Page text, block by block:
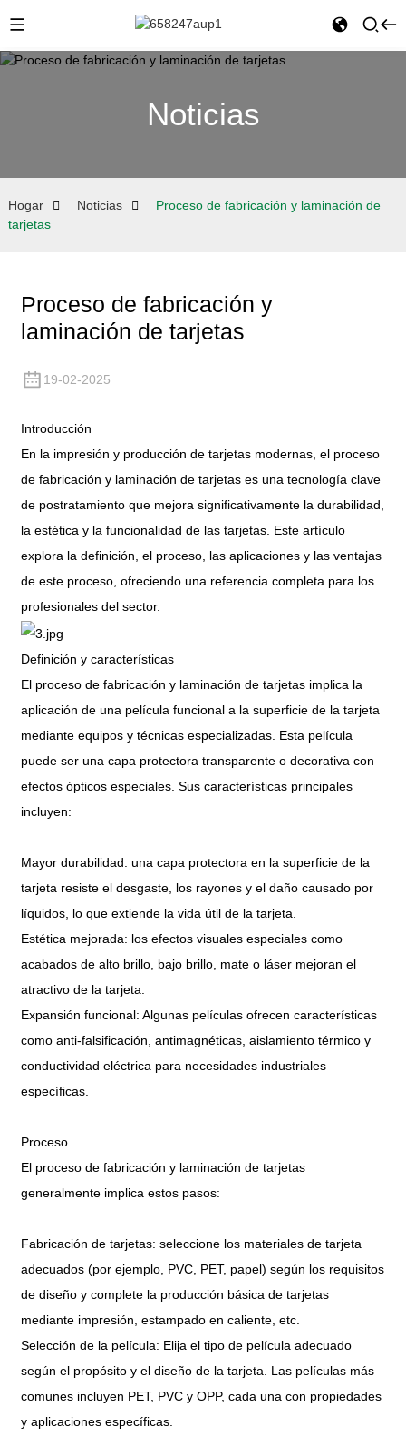
Noticias
Hogar Noticias
Proceso de fabricación y laminación de
tarjetas
Proceso de fabricación y
laminación de tarjetas
19-02-2025
Introducción
En la impresión y producción de tarjetas modernas, el proceso
de fabricación y laminación de tarjetas es una tecnología clave
de postratamiento que mejora significativamente la durabilidad,
la estética y la funcionalidad de las tarjetas. Este artículo
explora la definición, el proceso, las aplicaciones y las ventajas
de este proceso, ofreciendo una referencia completa para los
profesionales del sector.
Definición y características
El proceso de fabricación y laminación de tarjetas implica la
aplicación de una película funcional a la superficie de la tarjeta
mediante equipos y técnicas especializadas. Esta película
puede ser una capa protectora transparente o decorativa con
efectos ópticos especiales. Sus características principales
incluyen:
Mayor durabilidad: una capa protectora en la superficie de la
tarjeta resiste el desgaste, los rayones y el daño causado por
líquidos, lo que extiende la vida útil de la tarjeta.
Estética mejorada: los efectos visuales especiales como
acabados de alto brillo, bajo brillo, mate o láser mejoran el
atractivo de la tarjeta.
Expansión funcional: Algunas películas ofrecen características
como anti-falsificación, antimagnéticas, aislamiento térmico y
conductividad eléctrica para necesidades industriales
específicas.
Proceso
El proceso de fabricación y laminación de tarjetas
generalmente implica estos pasos:
Fabricación de tarjetas: seleccione los materiales de tarjeta
adecuados (por ejemplo, PVC, PET, papel) según los requisitos
de diseño y complete la producción básica de tarjetas
mediante impresión, estampado en caliente, etc.
Selección de la película: Elija el tipo de película adecuado
según el propósito y el diseño de la tarjeta. Las películas más
comunes incluyen PET, PVC y OPP, cada una con propiedades
y aplicaciones específicas.